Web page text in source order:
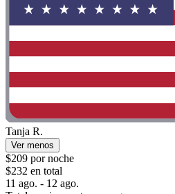
Tanja R.
Ver menos
$209 por noche
$232 en total
11 ago. - 12 ago.